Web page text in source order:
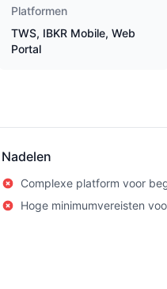
Platformen
TWS, IBKR Mobile, Web
Portal
Nadelen
Complexe platform voor
Hoge minimumvereisten